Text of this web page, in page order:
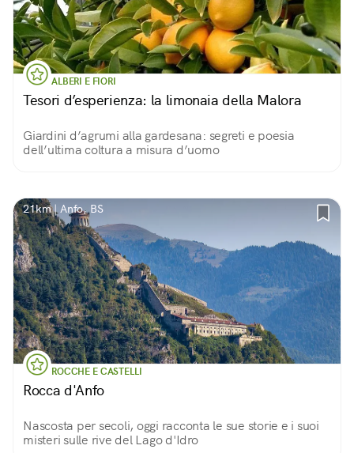
ALBERI E FIORI
Tesori d’esperienza: la limonaia della Malora
Giardini d’agrumi alla gardesana: segreti e poesia
dell’ultima coltura a misura d’uomo
21km | Anfo, BS
ROCCHE E CASTELLI
Rocca d'Anfo
Nascosta per secoli, oggi racconta le sue storie e i suoi
misteri sulle rive del Lago d'Idro